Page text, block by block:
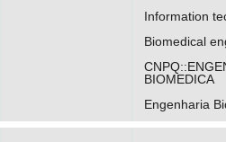
Information
Biomedical
BIOMEDICA
Engenharia